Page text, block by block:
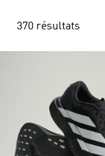
370 résultats